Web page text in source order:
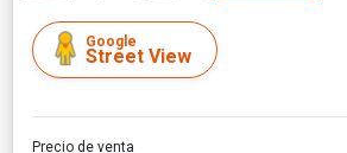
Google
Street View
Precio de venta